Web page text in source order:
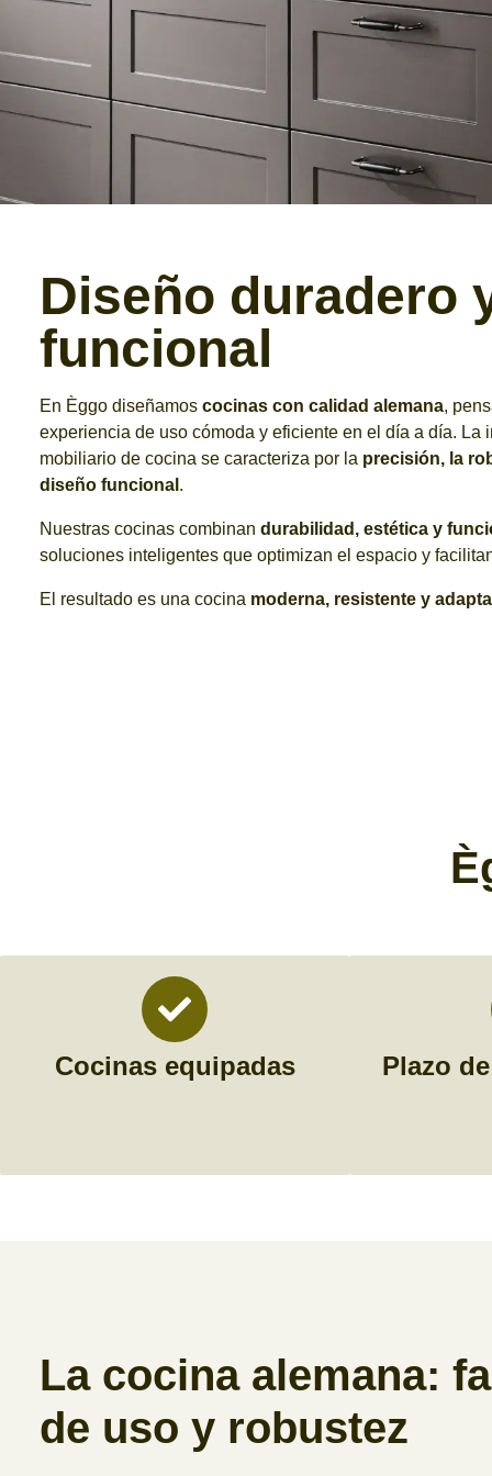
Diseño duradero
funcional
En Èggo diseñamos cocinas con calidad alemana,
experiencia de uso cómoda y eficiente en el día a día. La
mobiliario de cocina se caracteriza por la precisión, la
diseño funcional .
Nuestras cocinas combinan durabilidad, estética y
soluciones inteligentes que optimizan el espacio y
El resultado es una cocina moderna, resistente y
Cocinas equipadas Plazo
La cocina alemana:
de uso y robustez